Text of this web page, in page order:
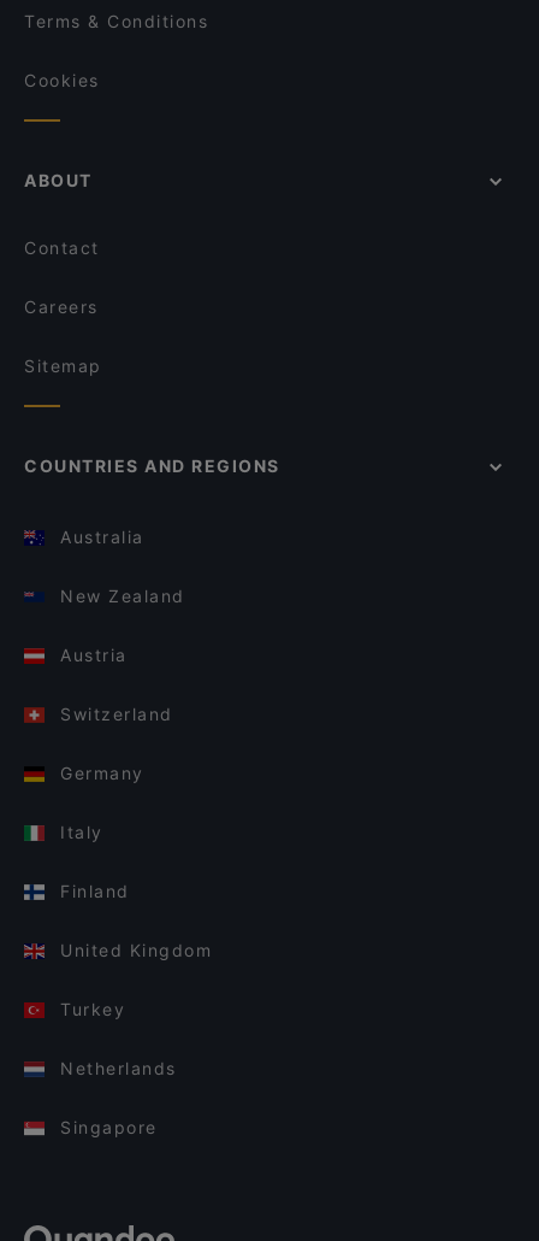
Terms & Conditions
Cookies
ABOUT
Contact
Careers
Sitemap
COUNTRIES AND REGIONS
Australia
New Zealand
Austria
Switzerland
Germany
Italy
Finland
United Kingdom
Turkey
Netherlands
Singapore